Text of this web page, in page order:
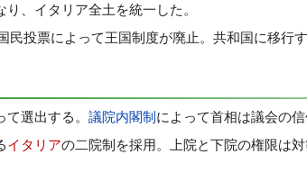
、イタリア全土を統一した。
民投票によって王国制度が廃止。共和国に移行す
選出する。 議院内閣制 によって首相は議会の
イタリアの二院制を採用。上院と下院の権限は